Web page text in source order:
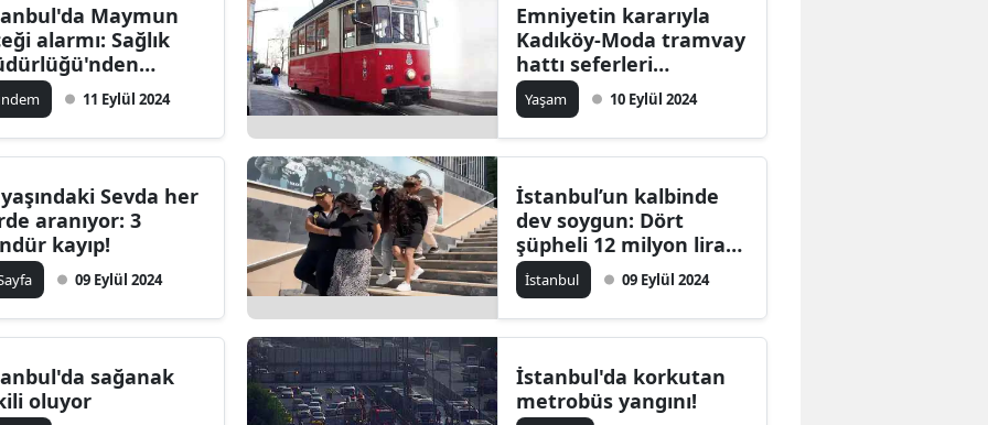
Bilecik
Bingöl
Bitlis
Burdur
Bursa
Çanakkale
Maymun
alarmı: Sağlık
geldi
11 Eylül 2024
Emniyetin kararıyla
Kadıköy-Moda tramvay
hattı seferleri
durdurulmuştu:
Seferler yeniden
başladı
Yaşam 10 Eylül 2024
Sevda her
aranıyor: 3
kayıp!
09 Eylül 2024
İstanbul’un kalbinde
dev soygun: Dört
şüpheli 12 milyon lira
çaldı
İstanbul 09 Eylül 2024
sağanak
oluyor
İstanbul'da korkutan
metrobüs yangını!